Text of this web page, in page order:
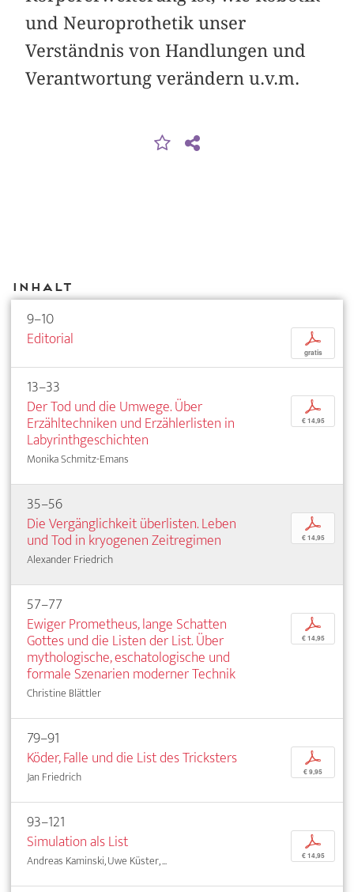
und Neuroprothetik unser
Verständnis von Handlungen und
Verantwortung verändern u.v.m.
Inhalt
9–10
Editorial
p
gratis
13–33
Der Tod und die Umwege. Über
Erzähltechniken und Erzählerlisten in
Labyrinthgeschichten
Monika Schmitz-Emans
p
€ 14,95
35–56
Die Vergänglichkeit überlisten. Leben
und Tod in kryogenen Zeitregimen
Alexander Friedrich
p
€ 14,95
57–77
Ewiger Prometheus, lange Schatten
Gottes und die Listen der List. Über
mythologische, eschatologische und
formale Szenarien moderner Technik
Christine Blättler
p
€ 14,95
79–91
Köder, Falle und die List des Tricksters
Jan Friedrich
p
€ 9,95
93–121
Simulation als List
Andreas Kaminski, Uwe Küster, ...
p
€ 14,95